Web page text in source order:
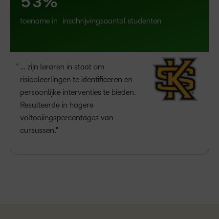
toename in inschrijvingsaantal studenten
… zijn leraren in staat om
risicoleerlingen te identificeren en
persoonlijke interventies te bieden.
Resulteerde in hogere
voltooiingspercentages van
cursussen.